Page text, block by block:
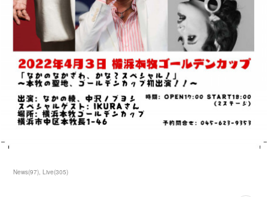
News(97) Live(305)